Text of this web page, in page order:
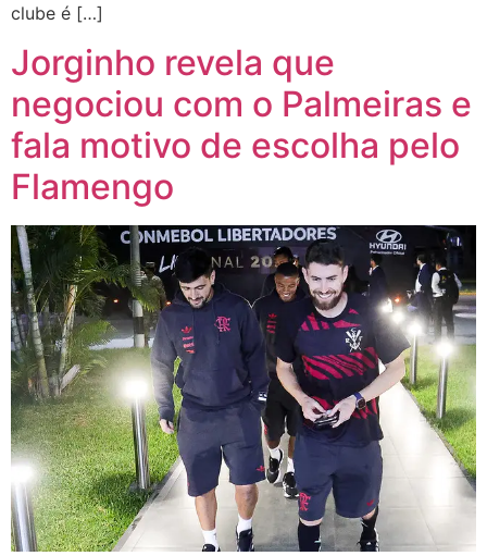
clube é […]
Jorginho revela que
negociou com o Palmeiras e
fala motivo de escolha pelo
Flamengo